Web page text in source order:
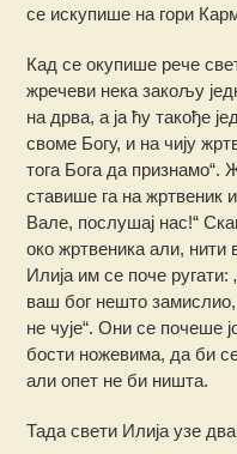
се искупише на гори
Кад се окупише рече
жречеви нека закољу
на дрва, а ја ћу такође
своме Богу, и на чију
тога Бога да признамо“.
ставише га на жртвеник
Вале, послушај нас!“
око жртвеника али, нити
Илија им се поче
ваш бог нешто замислио,
не чује“. Они се почеше
бости ножевима, да би
али опет не би ништа.
Тада свети Илија узе